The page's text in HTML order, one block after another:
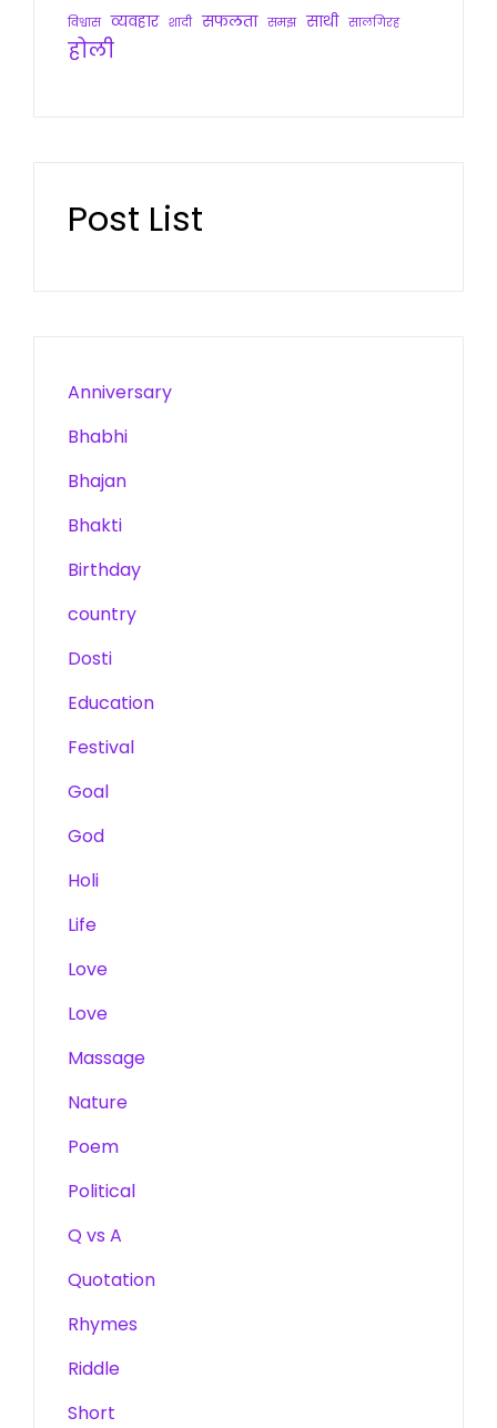
विश्वास व्यवहार शादी सफलता समझ साथी सालगिरह
होली
Post List
Anniversary
Bhabhi
Bhajan
Bhakti
Birthday
country
Dosti
Education
Festival
Goal
God
Holi
Life
Love
Love
Massage
Nature
Poem
Political
Q vs A
Quotation
Rhymes
Riddle
Short